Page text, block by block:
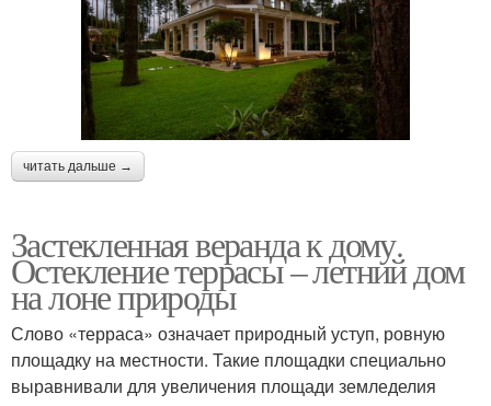
читать дальше →
Застекленная веранда к дому.
Остекление террасы – летний дом
на лоне природы
Слово «терраса» означает природный уступ, ровную
площадку на местности. Такие площадки специально
выравнивали для увеличения площади земледелия